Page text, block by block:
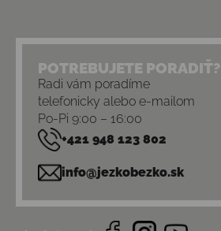
POTREBUJETE PORADIŤ?
Radi vám poradíme
telefonicky alebo e-mailom
Po-Pi 9:00 – 16:00
+421 948 123 802
info@jezkobezko.sk